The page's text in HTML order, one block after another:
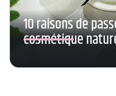
10 raisons de
cosmétique